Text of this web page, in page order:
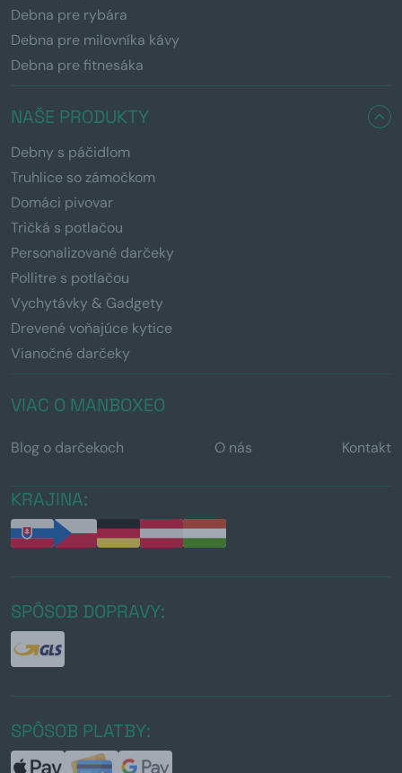
Debna pre rybára
Debna pre milovníka kávy
Debna pre fitnesáka
NAŠE PRODUKTY
Debny s páčidlom
Truhlice so zámočkom
Domáci pivovar
Tričká s potlačou
Personalizované darčeky
Pollitre s potlačou
Vychytávky & Gadgety
Drevené voňajúce kytice
Vianočné darčeky
VIAC O MANBOXEO
Blog o darčekoch O nás Kontakt
KRAJINA:
SPÔSOB DOPRAVY:
SPÔSOB PLATBY: